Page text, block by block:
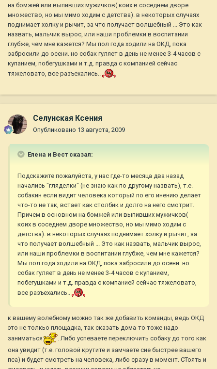
на бомжей или выпивших мужичков( коих в соседнем дворе
множество, но мы мимо ходим с детства). в некоторых случаях
поднимает холку и рычит, за что получает волшебный ... Это как
назвать, мальчик вырос, или наши проблемки в воспитании
глубже, чем мне кажется? Мы пол года ходили на ОКД, пока
забросили до осени. но собак гуляет в день не менее 3-4 часов с
купанием, побегушками и т.д. правда с компанией сейчас
тяжеловато, все разъехались..
Селунская Ксения
Опубликовано 13 августа, 2009
Елена и Вест сказал:
Подскажите пожалуйста, у нас где-то месяца два назад
начались "гляделки" (не знаю как по другому назвать), т.е.
собакин если видит человека который по его инению делает
что-то не так, встает как столбик и долго на него смотрит.
Причем в основном на бомжей или выпивших мужичков(
коих в соседнем дворе множество, но мы мимо ходим с
детства). в некоторых случаях поднимает холку и рычит, за
что получает волшебный ... Это как назвать, мальчик вырос,
или наши проблемки в воспитании глубже, чем мне кажется?
Мы пол года ходили на ОКД, пока забросили до осени. но
собак гуляет в день не менее 3-4 часов с купанием,
побегушками и т.д. правда с компанией сейчас тяжеловато,
все разъехались..
к вашему волебному можно так же добавить команды, ведь ОКД
это не толкьо площадка, так сказать дома-то тоже надо
заниматься
. Либо успеваете переключить собаку до того как
она увидит (т.е. головой крутите и замчаете сие быстрее вашего
пса) и будет смотреть на человека, либо сразу в момент. СТоять и